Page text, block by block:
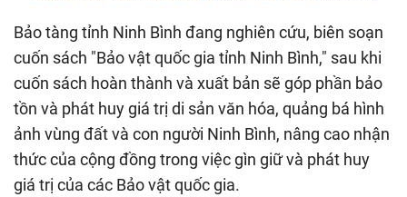
Bảo tàng tỉnh Ninh Bình đang nghiên cứu, biên soạn
cuốn sách "Bảo vật quốc gia tỉnh Ninh Bình," sau khi
cuốn sách hoàn thành và xuất bản sẽ góp phần bảo
tồn và phát huy giá trị di sản văn hóa, quảng bá hình
ảnh vùng đất và con người Ninh Bình, nâng cao nhận
thức của cộng đồng trong việc gìn giữ và phát huy
giá trị của các Bảo vật quốc gia.